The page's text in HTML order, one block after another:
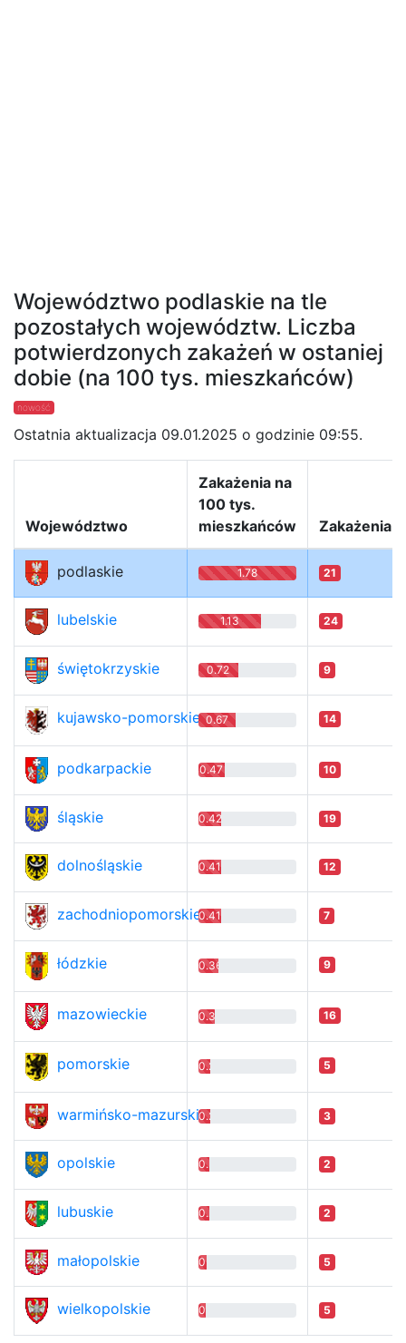
Województwo podlaskie na tle
pozostałych województw. Liczba
potwierdzonych zakażeń w ostaniej
dobie (na 100 tys. mieszkańców)
nowość
Ostatnia aktualizacja 09.01.2025 o godzinie 09:55.
Województwo
Zakażenia na
100 tys.
mieszkańców
Zakażenia
podlaskie 1.78 21
lubelskie 1.13 24
świętokrzyskie 0.72 9
kujawsko-pomorskie 0.67 14
podkarpackie 0.47 10
śląskie 0.42 19
dolnośląskie 0.41 12
zachodniopomorskie0.41 7
łódzkie 0.36 9
mazowieckie 0.3 16
pomorskie 0.21 5
warmińsko-mazurskie0.21 3
opolskie 0.2 2
lubuskie 0.2 2
małopolskie 0.15 5
wielkopolskie 0.14 5